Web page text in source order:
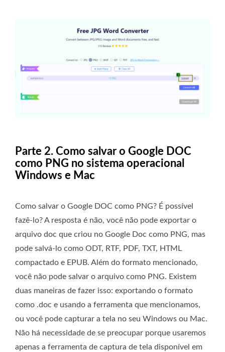
Parte 2. Como salvar o Google DOC
como PNG no sistema operacional
Windows e Mac
Como salvar o Google DOC como PNG? É possível
fazê-lo? A resposta é não, você não pode exportar o
arquivo doc que criou no Google Doc como PNG, mas
pode salvá-lo como ODT, RTF, PDF, TXT, HTML
compactado e EPUB. Além do formato mencionado,
você não pode salvar o arquivo como PNG. Existem
duas maneiras de fazer isso: exportando o formato
como .doc e usando a ferramenta que mencionamos,
ou você pode capturar a tela no seu Windows ou Mac.
Não há necessidade de se preocupar porque usaremos
apenas a ferramenta de captura de tela disponível em